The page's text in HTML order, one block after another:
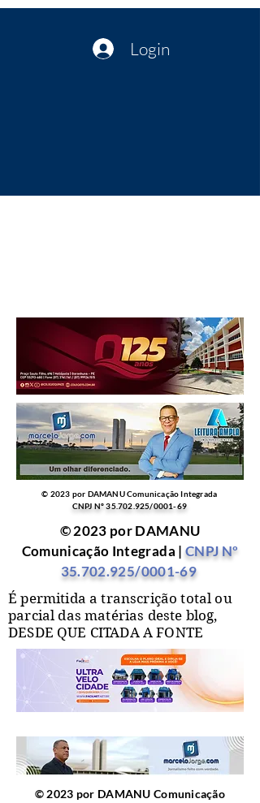
Login
© 2023 por DAMANU Comunicação Integrada
CNPJ Nº35.702.925/0001-69
© 2023 por DAMANU
Comunicação Integrada | CNPJ Nº
35.702.925/0001-69
É permitida a transcrição total ou
parcial das matérias deste blog,
DESDE QUE CITADA A FONTE
© 2023 por DAMANU Comunicação